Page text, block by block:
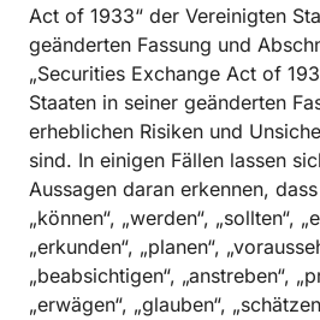
Act of 1933“ der Vereinigten
geänderten Fassung und
„Securities Exchange Act of
Staaten in seiner geänderten
erheblichen Risiken und
sind. In einigen Fällen lassen
Aussagen daran erkennen,
„können“, „werden“, „sollten“,
„erkunden“, „planen“,
„beabsichtigen“, „anstreben“,
„erwägen“, „glauben“,